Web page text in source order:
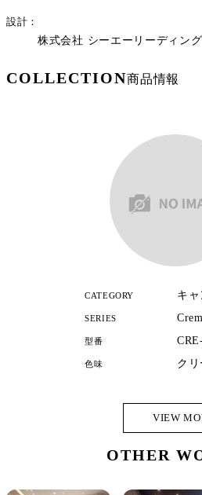
設計
株式会社 シーエーリーディング
COLLECTION商品情報
CATEGORY キ
SERIES
型番
色味 クリ
VIEW
OTHER